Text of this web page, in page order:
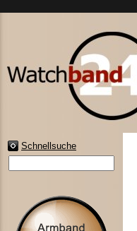
Schnellsuche